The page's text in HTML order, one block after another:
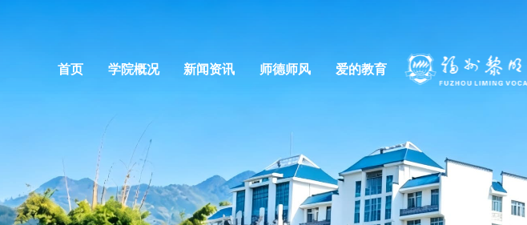
首页 学院概况 新闻资讯 师德师风 爱的教育